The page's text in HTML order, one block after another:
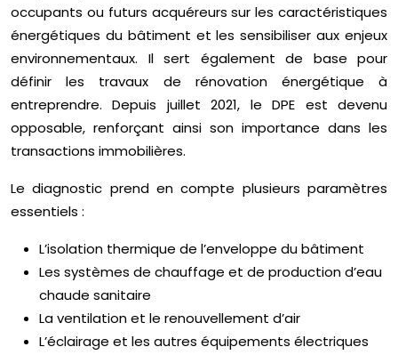
occupants ou futurs acquéreurs sur les caractéristiques
énergétiques du bâtiment et les sensibiliser aux enjeux
environnementaux. Il sert également de base pour
définir les travaux de rénovation énergétique à
entreprendre. Depuis juillet 2021, le DPE est devenu
opposable, renforçant ainsi son importance dans les
transactions immobilières.
Le diagnostic prend en compte plusieurs paramètres
essentiels :
L’isolation thermique de l’enveloppe du bâtiment
Les systèmes de chauffage et de production d’eau
chaude sanitaire
La ventilation et le renouvellement d’air
L’éclairage et les autres équipements électriques